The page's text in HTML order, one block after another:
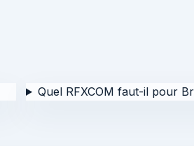
Quel RFXCOM faut-il pour